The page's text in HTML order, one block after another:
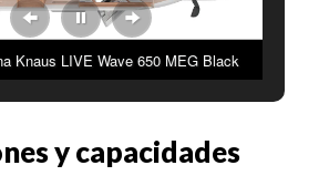
Knaus LIVE Wave 650 MEG Black
y capacidades